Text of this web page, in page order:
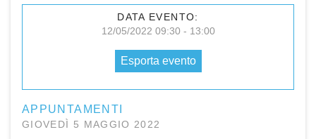
DATA EVENTO:
12/05/2022 09:30 - 13:00
Esporta evento
APPUNTAMENTI
GIOVEDÌ 5 MAGGIO 2022